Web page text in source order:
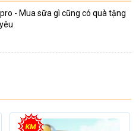
- Mua sữa gì cũng có quà tặng